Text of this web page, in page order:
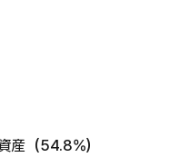
産（54.8%）